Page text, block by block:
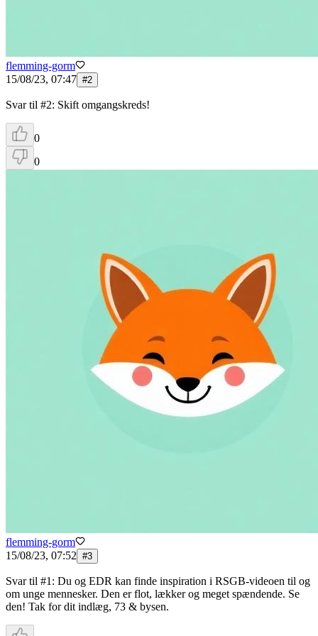
flemming-gorm
15/08/23, 07:47 #2
Svar til #2: Skift omgangskreds!
0
0
flemming-gorm
15/08/23, 07:52 #3
Svar til #1: Du og EDR kan finde inspiration i RSGB-videoen til og
om unge mennesker. Den er flot, lækker og meget spændende. Se
den! Tak for dit indlæg, 73 & bysen.